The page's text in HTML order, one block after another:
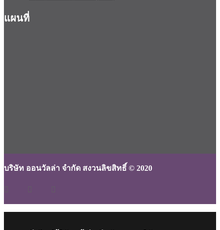
แผนที่
บริษัท ออนวัลล่า จำกัด สงวนลิขสิทธิ์ © 2020